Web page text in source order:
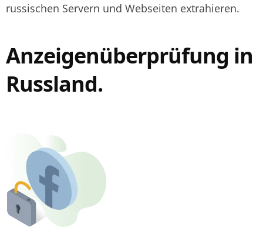
russischen Servern und Webseiten extrahieren.
Anzeigenüberprüfung in
Russland.